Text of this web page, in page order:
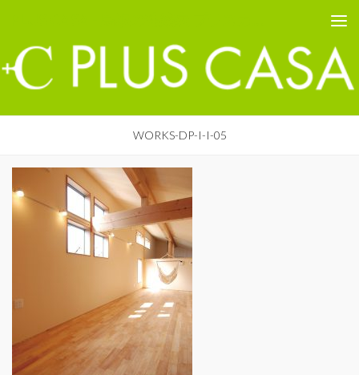
WORKS-DP-I-I-05